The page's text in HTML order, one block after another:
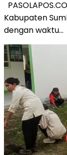
Kabupaten
dengan waktu…